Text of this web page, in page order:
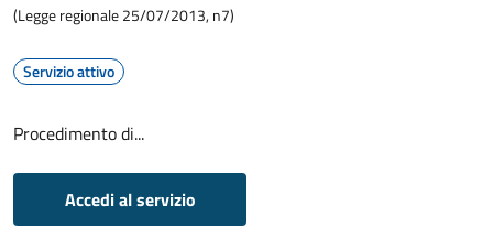
(Legge regionale 25/07/2013, n7)
Servizio attivo
Procedimento di...
Accedi al servizio